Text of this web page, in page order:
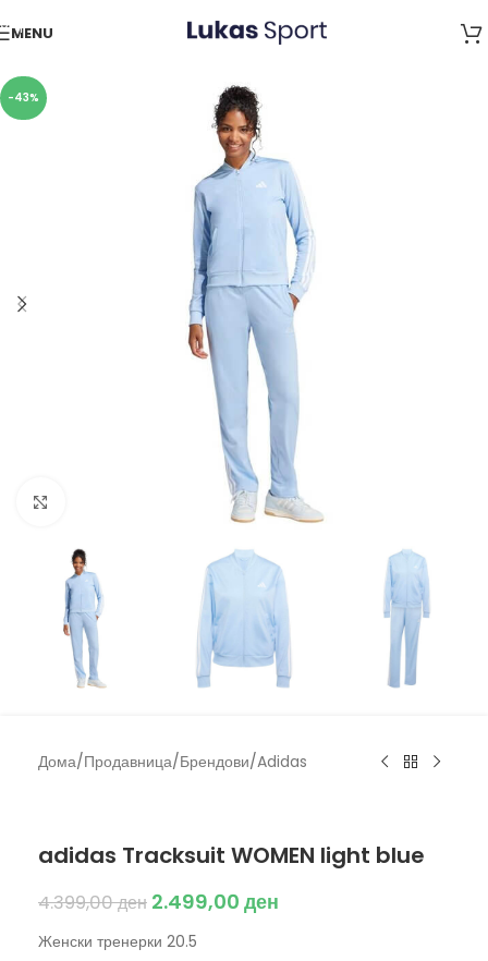
Skip to navigation
Skip to main content
MENU
-43%
Дома/Продавница/Брендови/Adidas
adidas Tracksuit WOMEN light blue
4.399,00ден 2.499,00 ден
Женски тренерки 20.5